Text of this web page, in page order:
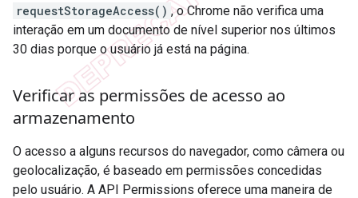
requestStorageAccess() , o Chrome não verifica uma
interação em um documento de nível superior nos últimos
30 dias porque o usuário já está na página.
Verificar as permissões de acesso ao
armazenamento
O acesso a alguns recursos do navegador, como câmera ou
geolocalização, é baseado em permissões concedidas
pelo usuário. A API Permissions oferece uma maneira de